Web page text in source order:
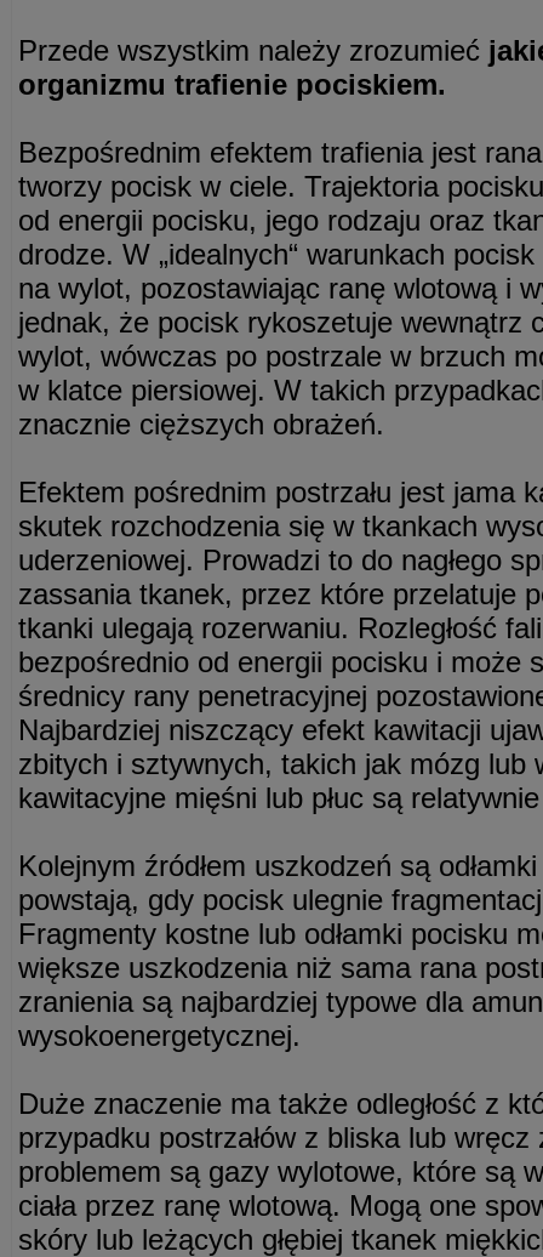
Przede wszystkim należy zrozumieć
organizmu trafienie pociskiem.
Bezpośrednim efektem trafienia jest
tworzy pocisk w ciele. Trajektoria
od energii pocisku, jego rodzaju oraz
drodze. W „idealnych“ warunkach
na wylot, pozostawiając ranę wlotową i
jednak, że pocisk rykoszetuje wewnątrz
wylot, wówczas po postrzale w brzuch
w klatce piersiowej. W takich
znacznie cięższych obrażeń.
Efektem pośrednim postrzału jest jama
skutek rozchodzenia się w tkankach
uderzeniowej. Prowadzi to do nagłego
zassania tkanek, przez które przelatuje
tkanki ulegają rozerwaniu. Rozległość
bezpośrednio od energii pocisku i może
średnicy rany penetracyjnej
Najbardziej niszczący efekt kawitacji
zbitych i sztywnych, takich jak mózg lub
kawitacyjne mięśni lub płuc są
Kolejnym źródłem uszkodzeń są
powstają, gdy pocisk ulegnie
Fragmenty kostne lub odłamki pocisku
większe uszkodzenia niż sama rana
zranienia są najbardziej typowe dla
wysokoenergetycznej.
Duże znaczenie ma także odległość z
przypadku postrzałów z bliska lub wręcz
problemem są gazy wylotowe, które są
ciała przez ranę wlotową. Mogą one
skóry lub leżących głębiej tkanek